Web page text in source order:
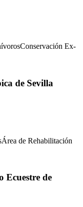
Conservación Ex-
de Sevilla
Área de Rehabilitación
Ecuestre de